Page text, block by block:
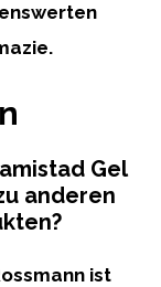
Gel
anderen
ist